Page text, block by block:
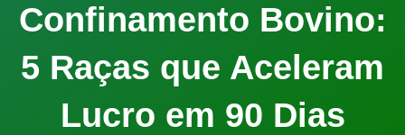
Confinamento Bovino:
5 Raças que Aceleram
Lucro em 90 Dias